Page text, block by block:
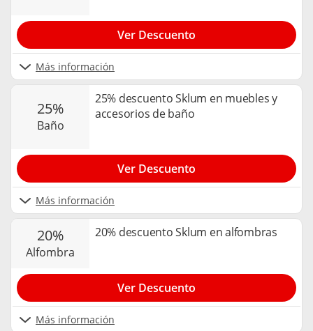
Más información
Ver Descuento
25%
baño
25% descuento Sklum en muebles y
accesorios de baño
Más información
Ver Descuento
20%
alfombra
20% descuento Sklum en alfombras
Más información
Ver Descuento